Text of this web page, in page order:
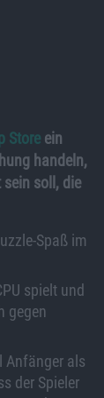
Storeein
handeln,
soll, die
Spaß im
spielt und
gegen
Anfänger als
der Spieler